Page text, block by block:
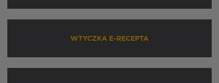
WTYCZKA E-RECEPTA